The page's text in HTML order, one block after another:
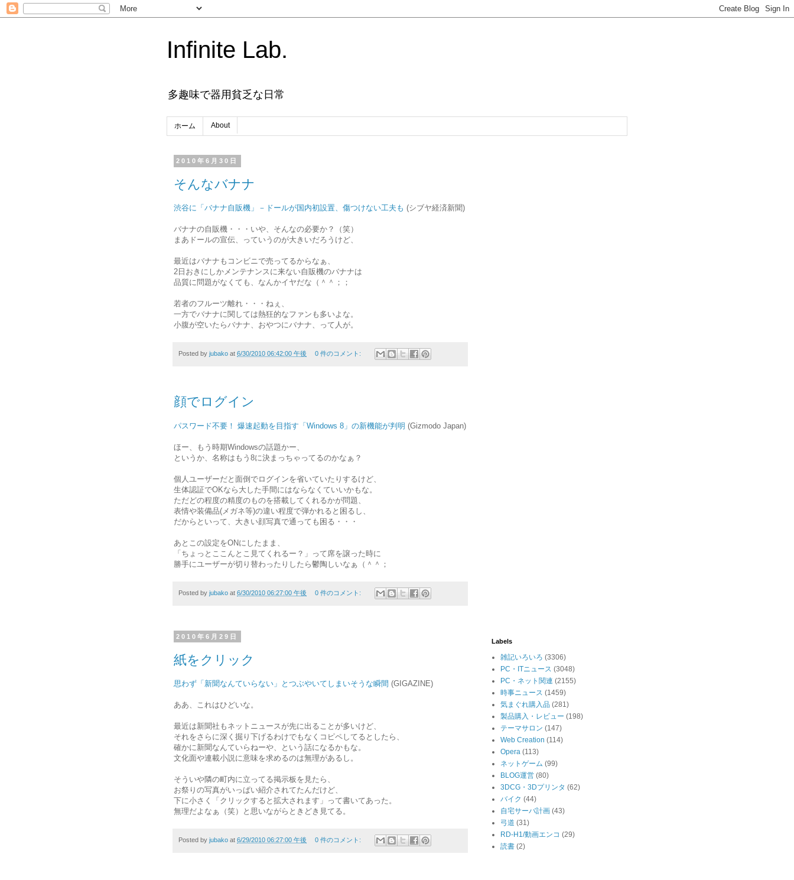
Infinite Lab.
多趣味で器用貧乏な日常
ホーム About
2010年6月30日
そんなバナナ
渋谷に「バナナ自販機」－ドールが国内初設置、傷つけない工夫も (シブヤ経済新聞)
バナナの自販機・・・いや、そんなの必要か？（笑）
まあドールの宣伝、っていうのが大きいだろうけど、
最近はバナナもコンビニで売ってるからなぁ、
2日おきにしかメンテナンスに来ない自販機のバナナは
品質に問題がなくても、なんかイヤだな（＾＾；；
若者のフルーツ離れ・・・ねぇ、
一方でバナナに関しては熱狂的なファンも多いよな。
小腹が空いたらバナナ、おやつにバナナ、って人が。
Posted by jubako at 6/30/2010 06:42:00 午後 0 件のコメント:
顔でログイン
パスワード不要！ 爆速起動を目指す「Windows 8」の新機能が判明 (Gizmodo Japan)
ほー、もう時期Windowsの話題かー、
というか、名称はもう8に決まっちゃってるのかなぁ？
個人ユーザーだと面倒でログインを省いていたりするけど、
生体認証でOKなら大した手間にはならなくていいかもな。
ただどの程度の精度のものを搭載してくれるかが問題、
表情や装備品(メガネ等)の違い程度で弾かれると困るし、
だからといって、大きい顔写真で通っても困る・・・
あとこの設定をONにしたまま、
「ちょっとここんとこ見てくれるー？」って席を譲った時に
勝手にユーザーが切り替わったりしたら鬱陶しいなぁ（＾＾；
Posted by jubako at 6/30/2010 06:27:00 午後 0 件のコメント:
2010年6月29日
紙をクリック
思わず「新聞なんていらない」とつぶやいてしまいそうな瞬間 (GIGAZINE)
ああ、これはひどいな。
最近は新聞社もネットニュースが先に出ることが多いけど、
それをさらに深く掘り下げるわけでもなくコピペしてるとしたら、
確かに新聞なんていらねーや、という話になるかもな。
文化面や連載小説に意味を求めるのは無理があるし。
そういや隣の町内に立ってる掲示板を見たら、
お祭りの写真がいっぱい紹介されてたんだけど、
下に小さく「クリックすると拡大されます」って書いてあった。
無理だよなぁ（笑）と思いながらときどき見てる。
Posted by jubako at 6/29/2010 06:27:00 午後 0 件のコメント:
Labels
雑記いろいろ (3306)
PC・ITニュース (3048)
PC・ネット関連 (2155)
時事ニュース (1459)
気まぐれ購入品 (281)
製品購入・レビュー (198)
テーマサロン (147)
Web Creation (114)
Opera (113)
ネットゲーム (99)
BLOG運営 (80)
3DCG・3Dプリンタ (62)
バイク (44)
自宅サーバ計画 (43)
弓道 (31)
RD-H1/動画エンコ (29)
読書 (2)